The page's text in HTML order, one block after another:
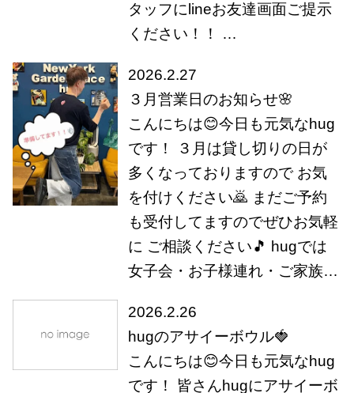
タッフにlineお友達画面ご提示
ください！！ …
2026.2.27
３月営業日のお知らせ🌸
こんにちは😊今日も元気なhug
です！ ３月は貸し切りの日が
多くなっておりますので お気
を付けください🙇 まだご予約
も受付してますのでぜひお気軽
に ご相談ください🎵 hugでは
女子会・お子様連れ・ご家族…
2026.2.26
hugのアサイーボウル🍓
こんにちは😊今日も元気なhug
です！ 皆さんhugにアサイーボ